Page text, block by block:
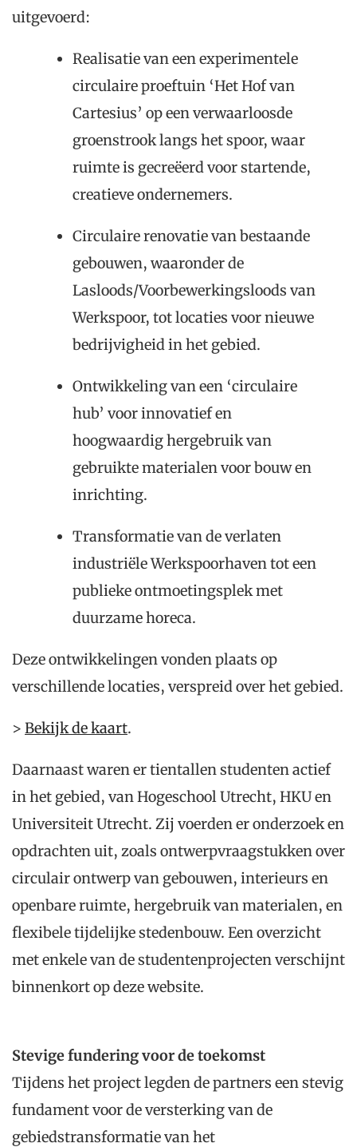
uitgevoerd:
Realisatie van een experimentele
circulaire proeftuin ‘Het Hof van
Cartesius’ op een verwaarloosde
groenstrook langs het spoor, waar
ruimte is gecreëerd voor startende,
creatieve ondernemers.
Circulaire renovatie van bestaande
gebouwen, waaronder de
Lasloods/Voorbewerkingsloods van
Werkspoor, tot locaties voor nieuwe
bedrijvigheid in het gebied.
Ontwikkeling van een ‘circulaire
hub’ voor innovatief en
hoogwaardig hergebruik van
gebruikte materialen voor bouw en
inrichting.
Transformatie van de verlaten
industriële Werkspoorhaven tot een
publieke ontmoetingsplek met
duurzame horeca.
Deze ontwikkelingen vonden plaats op
verschillende locaties, verspreid over het gebied.
> Bekijk de kaart.
Daarnaast waren er tientallen studenten actief
in het gebied, van Hogeschool Utrecht, HKU en
Universiteit Utrecht. Zij voerden er onderzoek en
opdrachten uit, zoals ontwerpvraagstukken over
circulair ontwerp van gebouwen, interieurs en
openbare ruimte, hergebruik van materialen, en
flexibele tijdelijke stedenbouw. Een overzicht
met enkele van de studentenprojecten verschijnt
binnenkort op deze website.
Stevige fundering voor de toekomst
Tijdens het project legden de partners een stevig
fundament voor de versterking van de
gebiedstransformatie van het